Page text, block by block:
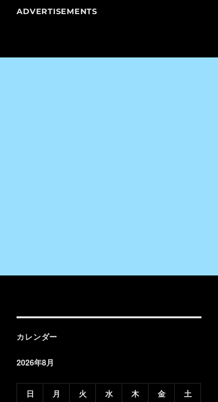
ADVERTISEMENTS
カレンダー
2026年8月
日 月 火 水 木 金 土